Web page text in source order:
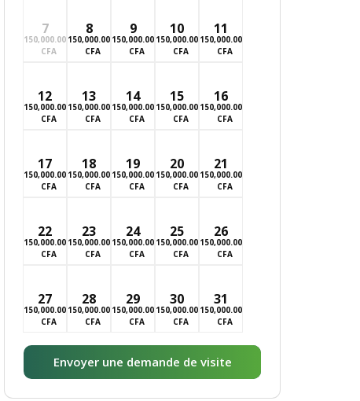
7
150,000.00
CFA
8
150,000.00
CFA
9
150,000.00
CFA
10
150,000.00
CFA
11
150,000.00
CFA
12
150,000.00
CFA
13
150,000.00
CFA
14
150,000.00
CFA
15
150,000.00
CFA
16
150,000.00
CFA
17
150,000.00
CFA
18
150,000.00
CFA
19
150,000.00
CFA
20
150,000.00
CFA
21
150,000.00
CFA
22
150,000.00
CFA
23
150,000.00
CFA
24
150,000.00
CFA
25
150,000.00
CFA
26
150,000.00
CFA
27
150,000.00
CFA
28
150,000.00
CFA
29
150,000.00
CFA
30
150,000.00
CFA
31
150,000.00
CFA
Envoyer une demande de visite